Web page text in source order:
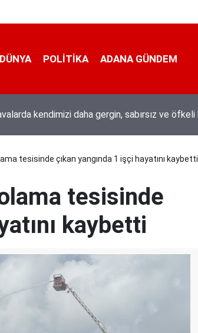
DÜNYA POLİTİKA ADANA GÜNDEM
yüzdüler hem karpuz yediler
tesisinde çıkan yangında 1 işçi hayatını kaybetti
tesisinde
kaybetti